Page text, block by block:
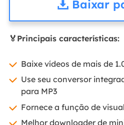
Baixar
🏅Principais características:
Baixe vídeos de mais de
Use seu conversor
para MP3
Fornece a função de
Melhor downloader de